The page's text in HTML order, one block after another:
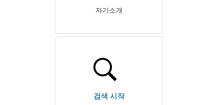
자기소개
검색 시작